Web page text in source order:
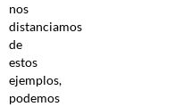
nos
distanciamos
de
estos
ejemplos,
podemos